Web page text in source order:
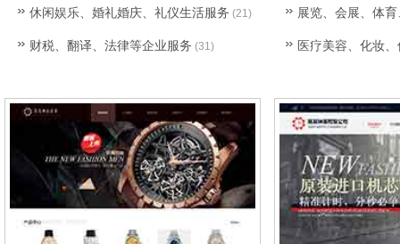
休闲娱乐、婚礼婚庆、礼仪生活服务 (21) 展览、会展、体
财税、翻译、法律等企业服务 (31) 医疗美容、化妆